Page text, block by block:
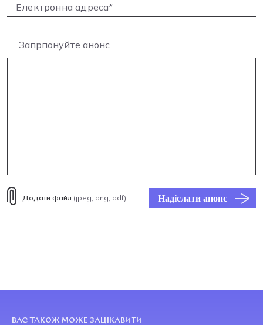
Запрпонуйте анонс
Додати файл (jpeg, png, pdf) Надіслати анонс
ВАС ТАКОЖ МОЖЕ ЗАЦІКАВИТИ